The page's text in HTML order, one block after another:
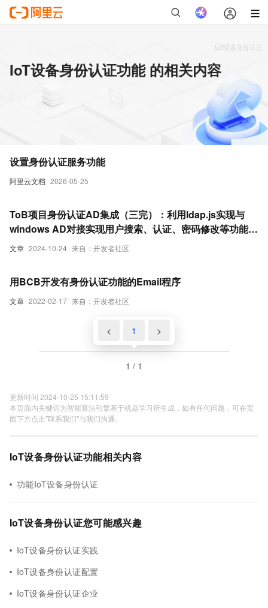
IoT设备身份认证功能 的相关内容
阿里云文档 2026-05-25
设置身份认证服务功能
文章 2024-10-24 来自：开发者社区
ToB项目身份认证AD集成（三完）：利用ldap.js实现与
windows AD对接实现用户搜索、认证、密码修改等功能 -
以及针对中文转义问题的补丁方法
文章 2022-02-17 来自：开发者社区
用BCB开发有身份认证功能的Email程序
< 1 >
1 / 1
更新时间 2024-10-25 15:11:59
本页面内关键词为智能算法引擎基于机器学习所生成，如有任何问题，可在页
面下方点击"联系我们"与我们沟通。
IoT设备身份认证功能相关内容
功能IoT设备身份认证
IoT设备身份认证您可能感兴趣
IoT设备身份认证实践
IoT设备身份认证配置
IoT设备身份认证企业